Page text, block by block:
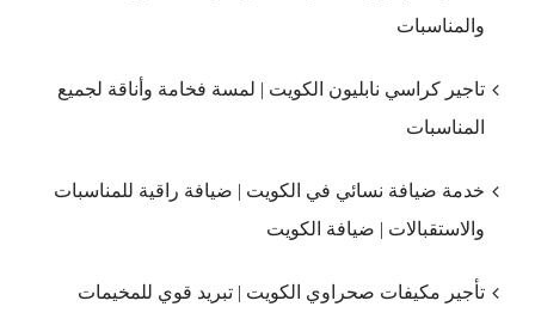
والمناسبات
تاجير كراسي نابليون الكويت | لمسة فخامة وأناقة لجميع
المناسبات
خدمة ضيافة نسائي في الكويت | ضيافة راقية للمناسبات
والاستقبالات | ضيافة الكويت
تأجير مكيفات صحراوي الكويت | تبريد قوي للمخيمات